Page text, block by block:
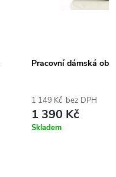
Pracovní dámská
1 149 Kč bez DPH
1 390 Kč
Skladem